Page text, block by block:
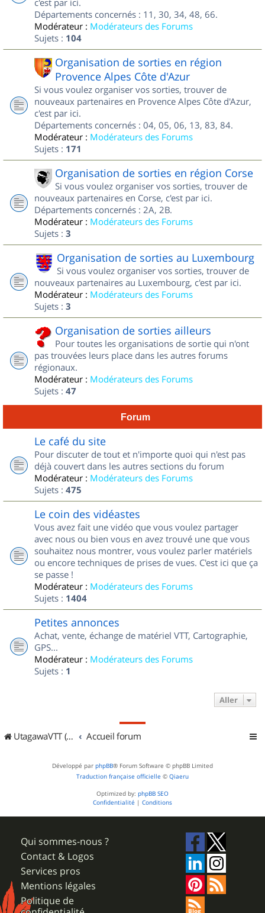
c'est par ici.
Départements concernés : 11, 30, 34, 48, 66.
Modérateur : Modérateurs des Forums
Sujets : 104
Organisation de sorties en région
Provence Alpes Côte d'Azur
Si vous voulez organiser vos sorties, trouver de
nouveaux partenaires en Provence Alpes Côte d'Azur,
c'est par ici.
Départements concernés : 04, 05, 06, 13, 83, 84.
Modérateur : Modérateurs des Forums
Sujets : 171
Organisation de sorties en région Corse
Si vous voulez organiser vos sorties, trouver de
nouveaux partenaires en Corse, c'est par ici.
Départements concernés : 2A, 2B.
Modérateur : Modérateurs des Forums
Sujets : 3
Organisation de sorties au Luxembourg
Si vous voulez organiser vos sorties, trouver de
nouveaux partenaires au Luxembourg, c'est par ici.
Modérateur : Modérateurs des Forums
Sujets : 3
Organisation de sorties ailleurs
Pour toutes les organisations de sortie qui n'ont
pas trouvées leurs place dans les autres forums
régionaux.
Modérateur : Modérateurs des Forums
Sujets : 47
Forum
Le café du site
Pour discuter de tout et n'importe quoi qui n'est pas
déjà couvert dans les autres sections du forum
Modérateur : Modérateurs des Forums
Sujets : 475
Le coin des vidéastes
Vous avez fait une vidéo que vous voulez partager
avec nous ou bien vous en avez trouvé une que vous
souhaitez nous montrer, vous voulez parler matériels
ou encore techniques de prises de vues. C'est ici que ça
se passe !
Modérateur : Modérateurs des Forums
Sujets : 1404
Petites annonces
Achat, vente, échange de matériel VTT, Cartographie,
GPS...
Modérateur : Modérateurs des Forums
Sujets : 1
Aller
UtagawaVTT (Randos VTT et VTTAE avec traces GPS) Accueil forum
Développé par phpBB® Forum Software © phpBB Limited
Traduction française officielle © Qiaeru
Optimized by: phpBB SEO
Confidentialité | Conditions
Qui sommes-nous ?
Contact & Logos
Services pros
Mentions légales
Politique de